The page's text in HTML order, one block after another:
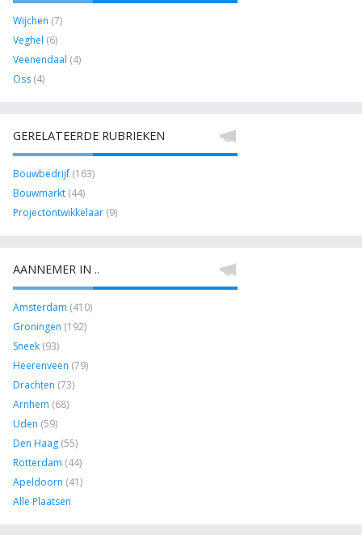
Wijchen (7)
Veghel (6)
Veenendaal (4)
Oss (4)
GERELATEERDE RUBRIEKEN
Bouwbedrijf (163)
Bouwmarkt (44)
Projectontwikkelaar (9)
AANNEMER IN ..
Amsterdam (410)
Groningen (192)
Sneek (93)
Heerenveen (79)
Drachten (73)
Arnhem (68)
Uden (59)
Den Haag (55)
Rotterdam (44)
Apeldoorn (41)
Alle Plaatsen